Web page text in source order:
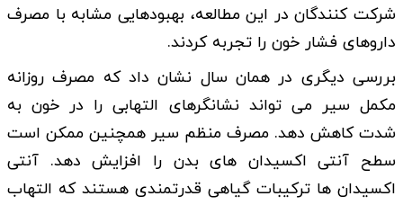
شرکت کنندگان در این مطالعه، بهبودهایی مشابه با مصرف
داروهای فشار خون را تجربه کردند.
بررسی دیگری در همان سال نشان داد که مصرف روزانه
مکمل سیر می تواند نشانگرهای التهابی را در خون به
شدت کاهش دهد. مصرف منظم سیر همچنین ممکن است
سطح آنتی اکسیدان های بدن را افزایش دهد. آنتی
اکسیدان ها ترکیبات گیاهی قدرتمندی هستند که التهاب